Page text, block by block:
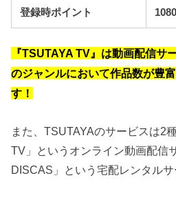
登録時ポイント
『TSUTAYA TV』は動画配信サ
のジャンルにおいて作品数が豊
す！
また、TSUTAYAのサービスは2
TV」というオンライン動画配信
DISCAS」という宅配レンタルサ